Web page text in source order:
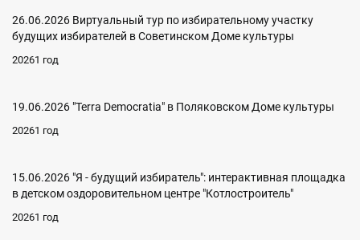
26.06.2026 Виртуальный тур по избирательному участку
будущих избирателей в Советинском Доме культуры
20261 год
19.06.2026 "Terra Democratia" в Поляковском Доме культуры
20261 год
15.06.2026 "Я - будущий избиратель": интерактивная площадка
в детском оздоровительном центре "Котлостроитель"
20261 год